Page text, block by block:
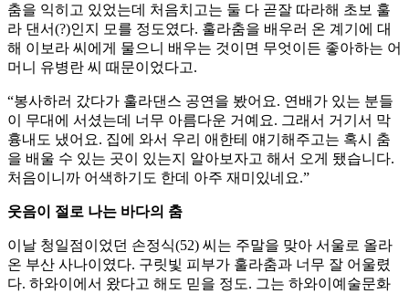
춤을 익히고 있었는데 처음치고는 둘 다 곧잘 따라해 초보 훌
라 댄서(?)인지 모를 정도였다. 훌라춤을 배우러 온 계기에 대
해 이보라 씨에게 물으니 배우는 것이면 무엇이든 좋아하는 어
머니 유병란 씨 때문이었다고.
“봉사하러 갔다가 훌라댄스 공연을 봤어요. 연배가 있는 분들
이 무대에 서셨는데 너무 아름다운 거예요. 그래서 거기서 막
흉내도 냈어요. 집에 와서 우리 애한테 얘기해주고는 혹시 춤
을 배울 수 있는 곳이 있는지 알아보자고 해서 오게 됐습니다.
처음이니까 어색하기도 한데 아주 재미있네요.”
웃음이 절로 나는 바다의 춤
이날 청일점이었던 손정식(52) 씨는 주말을 맞아 서울로 올라
온 부산 사나이였다. 구릿빛 피부가 훌라춤과 너무 잘 어울렸
다. 하와이에서 왔다고 해도 믿을 정도. 그는 하와이예술문화